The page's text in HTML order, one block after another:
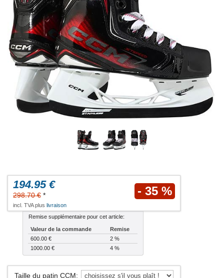
194.95 €
298.70 € * - 35 %
incl. TVA plus livraison
Remise supplémentaire pour cet article:
Valeur de la commande
Remise
600.00 €
2 %
1000.00 €
4 %
Taille du patin CCM: